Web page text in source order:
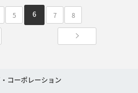
5 6 7 8
コーポレーション